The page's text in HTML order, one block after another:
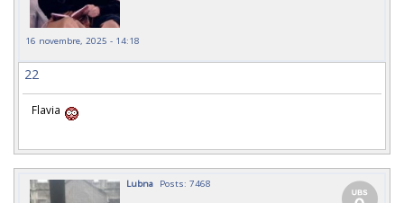
16 novembre, 2025 - 14:18
22
Flavia
Lubna Posts: 7468